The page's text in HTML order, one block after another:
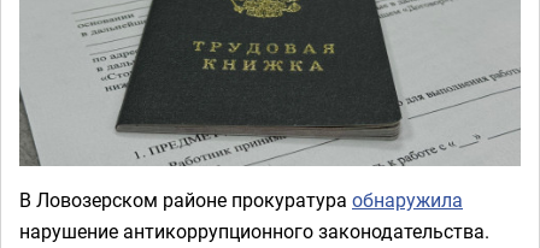
В Ловозерском районе прокуратура обнаружила
нарушение антикоррупционного законодательства.